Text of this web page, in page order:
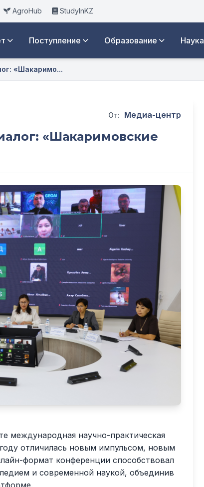
AgroHub StudyInKZ
Поступление Образование Наука
«Шакаримо...
От: Медиа-центр
«Шакаримовские
международная научно-практическая
отличилась новым импульсом, новым
формат конференции способствовал
и современной наукой, объединив